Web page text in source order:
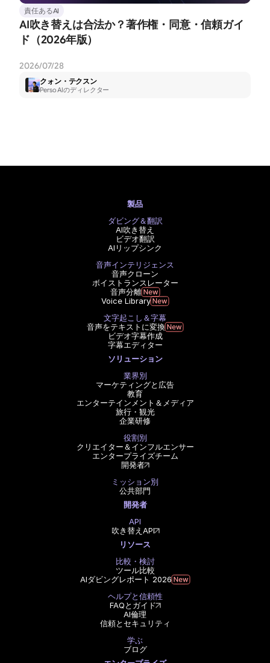
責任あるAI
AI吹き替えは合法か？著作権・同意・信頼ガイ
ド（2026年版）
2026/07/28
クォン・テクスン
Perso AIのディレクター
製品
ダビング＆翻訳
AI吹き替え
ビデオ翻訳
AIリップシンク
音声インテリジェンス
音声クローン
ボイストランスレーター
音声分離
Voice Library
文字起こし＆字幕
音声をテキストに変換
ビデオ字幕作成
字幕エディター
ソリューション
業界別
マーケティングと広告
教育
エンターテインメント＆メディア
旅行・観光
企業研修
役割別
クリエイター＆インフルエンサー
エンタープライズチーム
開発者
ミッション別
公共部門
開発者
API
吹き替えAPI
リソース
比較・検討
ツール比較
AIダビングレポート 2026
ヘルプと信頼性
FAQとガイド
AI倫理
信頼とセキュリティ
学ぶ
ブログ